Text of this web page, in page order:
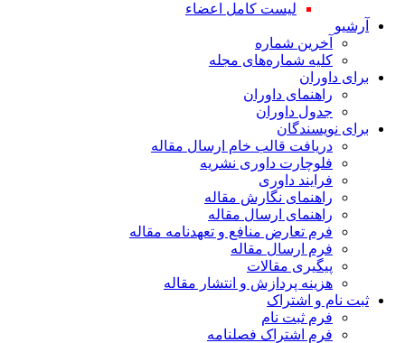
لیست کامل اعضاء
آرشیو
آخرین شماره
کلیه شماره‌های مجله
برای داوران
راهنمای داوران
جدول داوران
برای نویسندگان
دریافت قالب خام ارسال مقاله
فلوچارت داوری نشریه
فرایند داوری
راهنمای نگارش مقاله
راهنمای ارسال مقاله
فرم تعارض منافع و تعهدنامه مقاله
فرم ارسال مقاله
پیگیری مقالات
هزینه پردازش و انتشار مقاله
ثبت نام و اشتراک
فرم ثبت نام
فرم اشتراک فصلنامه